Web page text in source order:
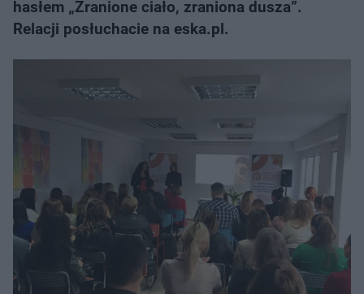
hasłem „Zranione ciało, zraniona dusza”.
Relacji posłuchacie na eska.pl.